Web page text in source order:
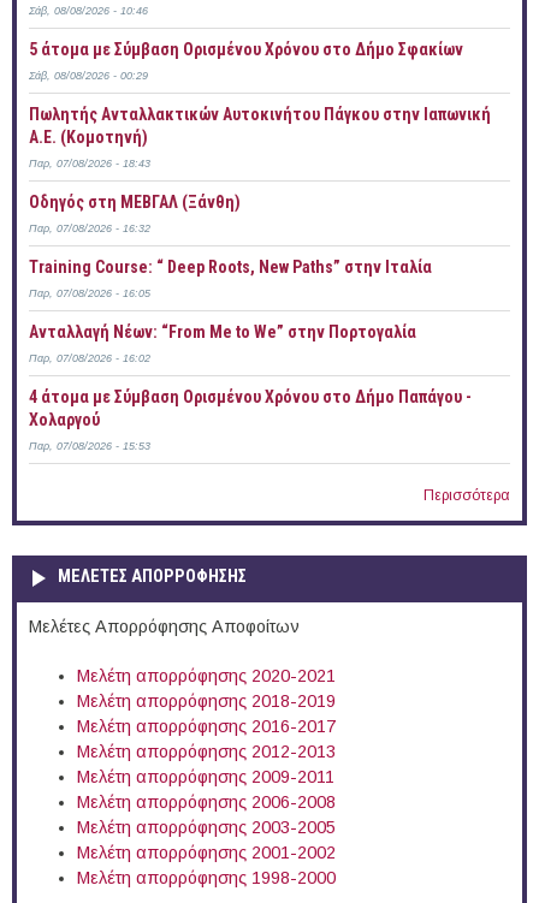
Σάβ, 08/08/2026 - 10:46
5 άτομα με Σύμβαση Ορισμένου Χρόνου στο Δήμο Σφακίων
Σάβ, 08/08/2026 - 00:29
Πωλητής Ανταλλακτικών Αυτοκινήτου Πάγκου στην Ιαπωνική
Α.Ε. (Κομοτηνή)
Παρ, 07/08/2026 - 18:43
Οδηγός στη ΜΕΒΓΑΛ (Ξάνθη)
Παρ, 07/08/2026 - 16:32
Training Course: “ Deep Roots, New Paths” στην Ιταλία
Παρ, 07/08/2026 - 16:05
Ανταλλαγή Νέων: “From Me to We” στην Πορτογαλία
Παρ, 07/08/2026 - 16:02
4 άτομα με Σύμβαση Ορισμένου Χρόνου στο Δήμο Παπάγου -
Χολαργού
Παρ, 07/08/2026 - 15:53
Περισσότερα
ΜΕΛΕΤΕΣ ΑΠΟΡΡΟΦΗΣΗΣ
Μελέτες Απορρόφησης Αποφοίτων
Μελέτη απορρόφησης 2020-2021
Μελέτη απορρόφησης 2018-2019
Μελέτη απορρόφησης 2016-2017
Μελέτη απορρόφησης 2012-2013
Μελέτη απορρόφησης 2009-2011
Μελέτη απορρόφησης 2006-2008
Μελέτη απορρόφησης 2003-2005
Μελέτη απορρόφησης 2001-2002
Μελέτη απορρόφησης 1998-2000